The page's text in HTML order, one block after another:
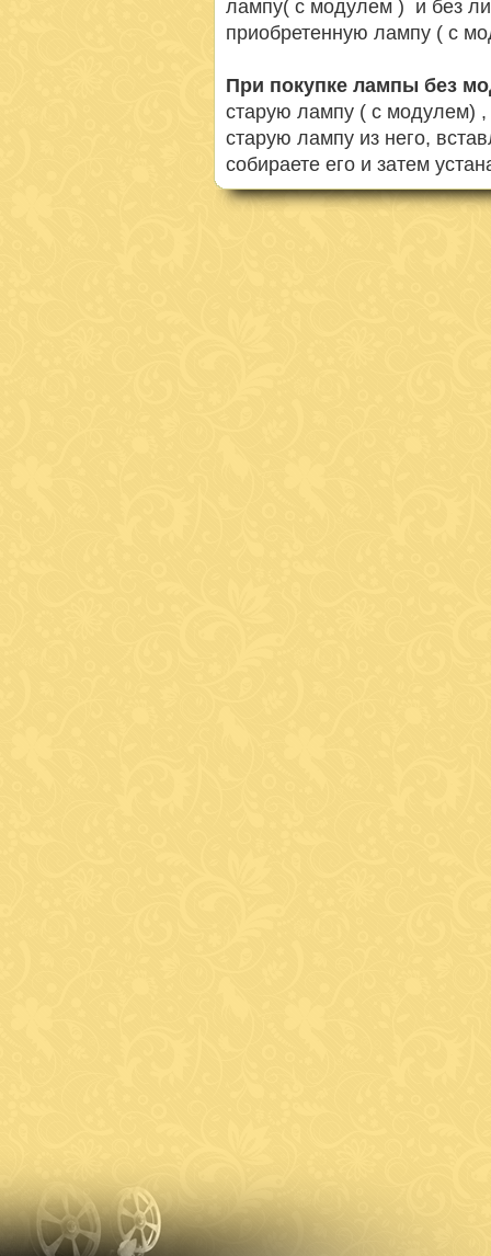
лампу( с модулем ) и без
приобретенную лампу ( с
При покупке лампы без
старую лампу ( с модулем) ,
старую лампу из него,
собираете его и затем